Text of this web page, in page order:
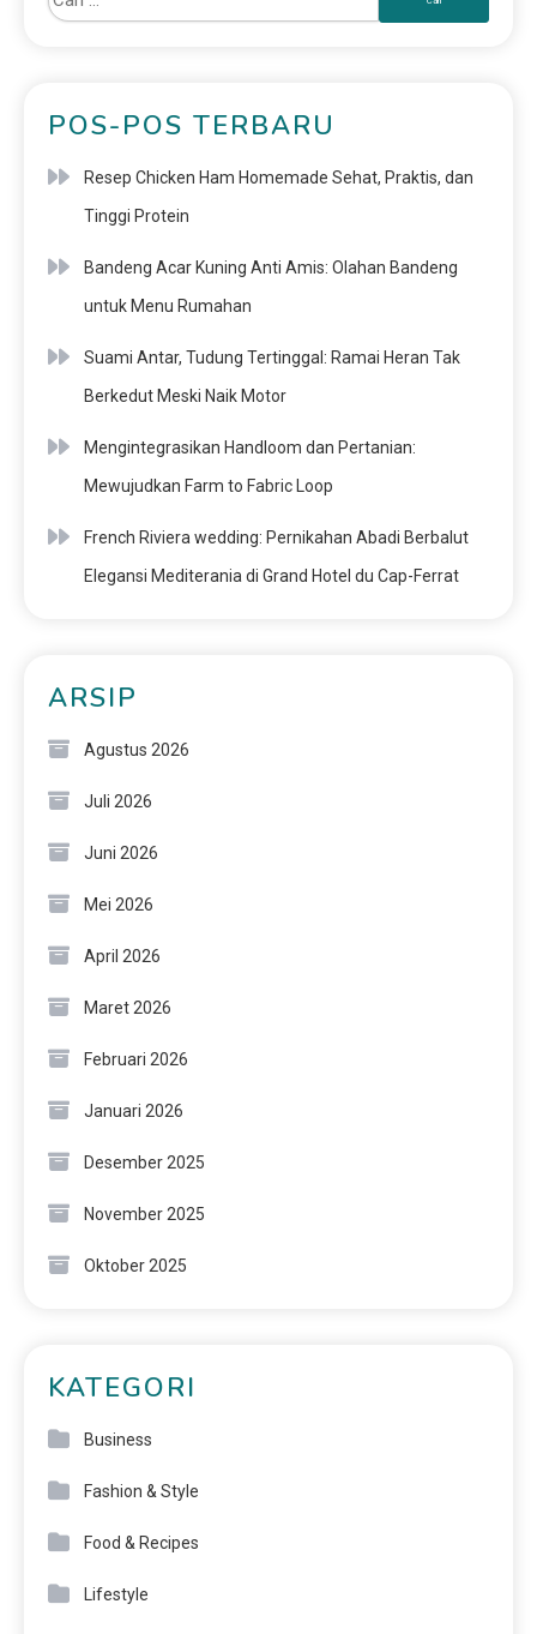
POS-POS TERBARU
Resep Chicken Ham Homemade Sehat, Praktis, dan
Tinggi Protein
Bandeng Acar Kuning Anti Amis: Olahan Bandeng
untuk Menu Rumahan
Suami Antar, Tudung Tertinggal: Ramai Heran Tak
Berkedut Meski Naik Motor
Mengintegrasikan Handloom dan Pertanian:
Mewujudkan Farm to Fabric Loop
French Riviera wedding: Pernikahan Abadi Berbalut
Elegansi Mediterania di Grand Hotel du Cap-Ferrat
ARSIP
Agustus 2026
Juli 2026
Juni 2026
Mei 2026
April 2026
Maret 2026
Februari 2026
Januari 2026
Desember 2025
November 2025
Oktober 2025
KATEGORI
Business
Fashion & Style
Food & Recipes
Lifestyle